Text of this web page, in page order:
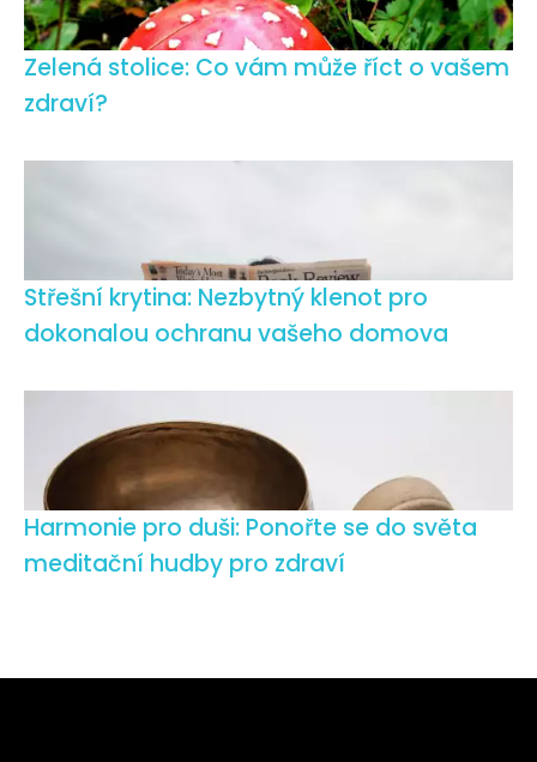
Zelená stolice: Co vám může říct o vašem
zdraví?
Střešní krytina: Nezbytný klenot pro
dokonalou ochranu vašeho domova
Harmonie pro duši: Ponořte se do světa
meditační hudby pro zdraví